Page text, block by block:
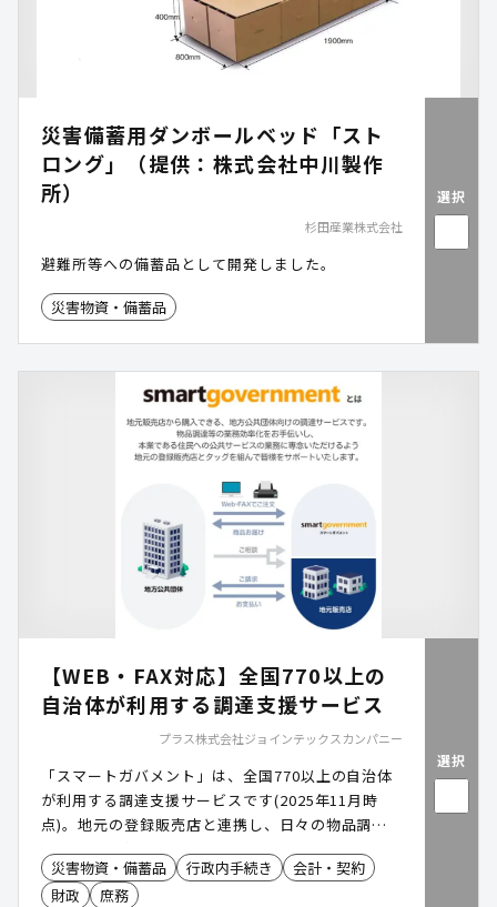
自治体様へ即時明け渡し、避難所・現地対策本部・
救護所・福祉避難施設へ切り替える無駄のない運用
体制を実現します。 国内外1,000棟以上の豊富な導
西尾市、矢板市、大野市、猿払村、南丹市、室戸市
など数多くの自治体様で協定締結・公募・直接導入
が進んでいます。
災害備蓄用ダンボールベッド「スト
ロング」（提供：株式会社中川製作
所）
杉田産業株式会社
避難所等への備蓄品として開発しました。
災害物資・備蓄品
選択
【WEB・FAX対応】全国770以上の
自治体が利用する調達支援サービス
プラス株式会社ジョインテックスカンパニー
「スマートガバメント」は、全国770以上の自治体
が利用する調達支援サービスです(2025年11月時
点)。​地元の登録販売店と連携し、日々の物品調
達・管理業務を効率化。専用のWEBサイトやカタロ
グ冊子を通じて簡単に選定・発注できます。
災害物資・備蓄品 行政内手続き
会計・契約
財政
庶務
選択